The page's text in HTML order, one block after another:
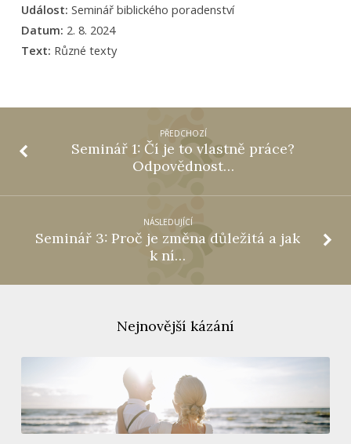
Událost: Seminář biblického poradenství
Datum: 2. 8. 2024
Text: Různé texty
PŘEDCHOZÍ
Seminář 1: Čí je to vlastně práce?
Odpovědnost…
NÁSLEDUJÍCÍ
Seminář 3: Proč je změna důležitá a jak
k ní…
Nejnovější kázání